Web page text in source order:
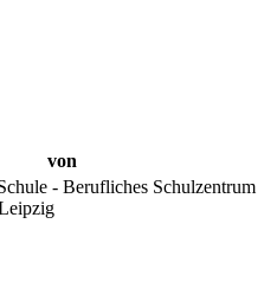
von
- Berufliches Schulzentrum